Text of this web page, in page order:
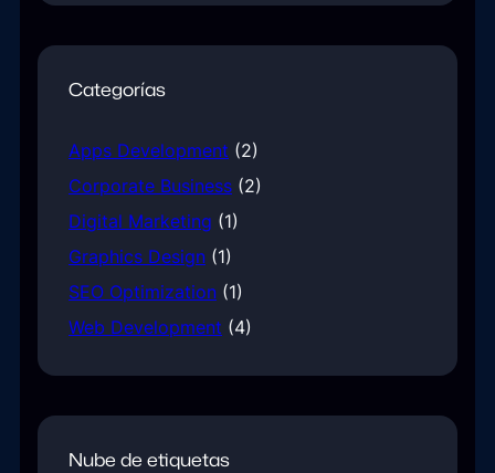
Categorías
Apps Development (2)
Corporate Business (2)
Digital Marketing (1)
Graphics Design (1)
SEO Optimization (1)
Web Development (4)
Nube de etiquetas